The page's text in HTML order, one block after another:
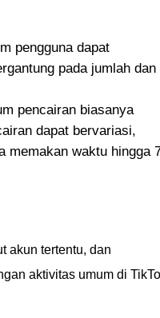
pengguna dapat
pada jumlah dan
pencairan biasanya
dapat bervariasi,
memakan waktu hingga
akun tertentu, dan
aktivitas umum di